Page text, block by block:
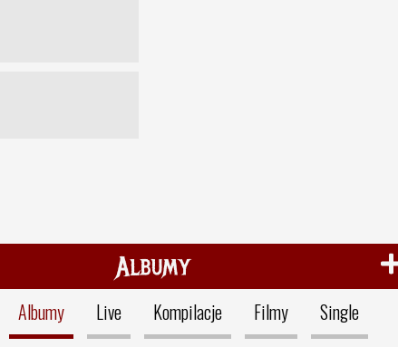
Albumy
Albumy Live Kompilacje Filmy
Single